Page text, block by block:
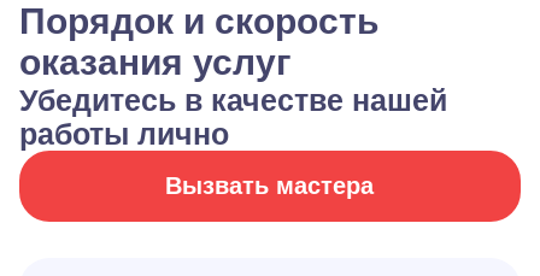
Порядок и скорость
оказания услуг
Убедитесь в качестве нашей
работы лично
Вызвать мастера